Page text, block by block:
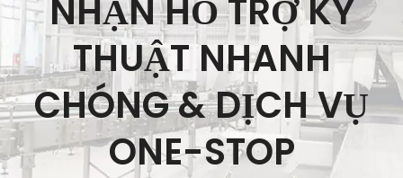
NHẬN HỖ TRỢ KỸ
THUẬT NHANH
CHÓNG & DỊCH VỤ
ONE-STOP